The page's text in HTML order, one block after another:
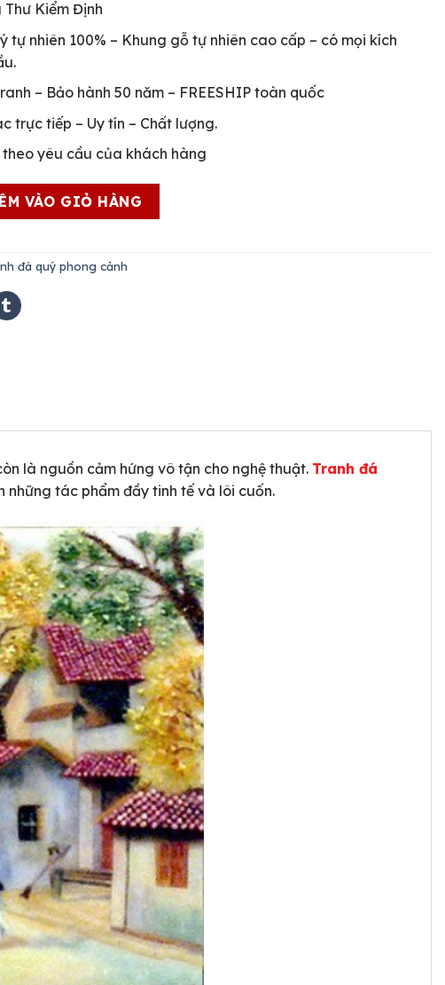
Kiểm Định
tự nhiên 100% – Khung gỗ tự nhiên cao cấp – có mọi kích
– Bảo hành 50 năm – FREESHIP toàn quốc
trực tiếp – Uy tín – Chất lượng.
yêu cầu của khách hàng
Cổ Hà Nội Mẫu Mới Nhất số lượng
VÀO GIỎ HÀNG
đá quý phong cảnh
là nguồn cảm hứng vô tận cho nghệ thuật. Tranh đá
tác phẩm đầy tinh tế và lôi cuốn.